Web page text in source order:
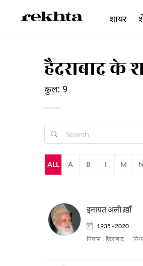
हैदराबाद के
कुल: 9
ALL A B I M N
इनायत अली ख़ाँ
1935 - 2020
निवास : हैदराबाद
शायर